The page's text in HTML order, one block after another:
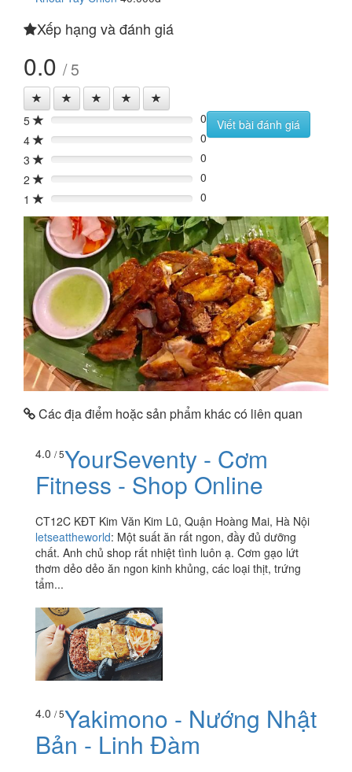
Xếp hạng và đánh giá
0.0 / 5
5 0%
0
4
0%
0
3
0%
0
2
0%
0
1
0% 0
Viết bài đánh giá
Các địa điểm hoặc sản phẩm khác có liên quan
4.0 / 5YourSeventy - Cơm
Fitness - Shop Online
CT12C KĐT Kim Văn Kim Lũ, Quận Hoàng Mai, Hà Nội
letseattheworld: Một suất ăn rất ngon, đầy đủ dưỡng
chất. Anh chủ shop rất nhiệt tình luôn ạ. Cơm gạo lứt
thơm dẻo dẻo ăn ngon kinh khủng, các loại thịt, trứng
tẩm...
4.0 / 5Yakimono - Nướng Nhật
Bản - Linh Đàm